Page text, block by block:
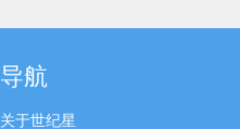
导航
关于世纪星